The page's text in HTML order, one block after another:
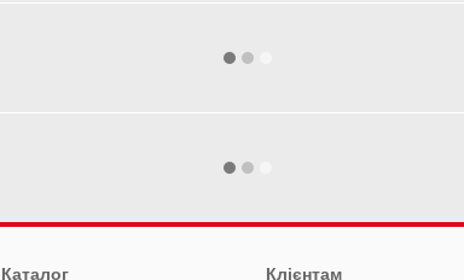
Каталог Клієнтам